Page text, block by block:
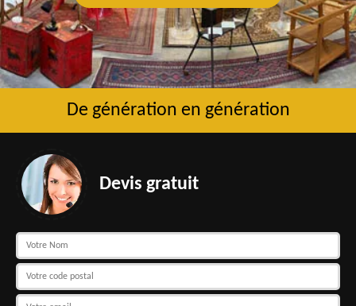
De génération en génération
Devis gratuit